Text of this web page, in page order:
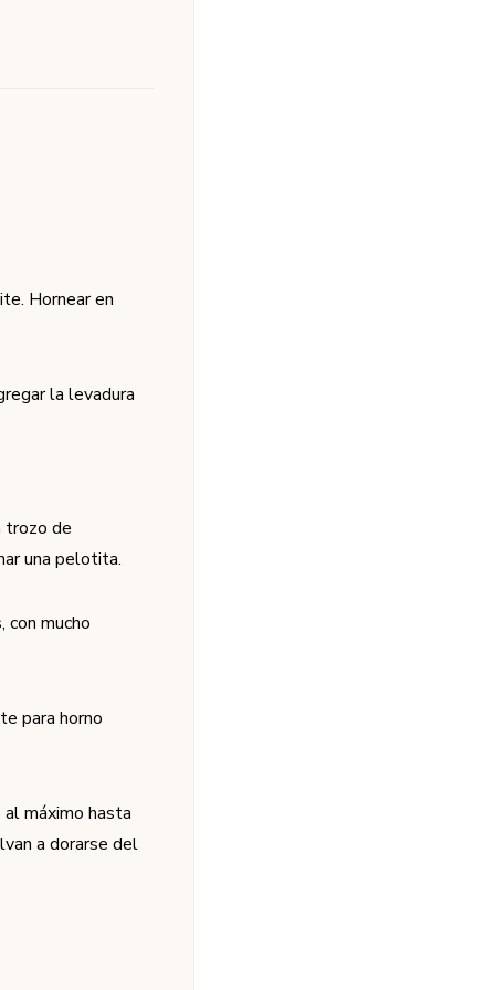
Hornear en
la levadura
trozo de
una pelotita.
mucho
para horno
máximo hasta
a dorarse del